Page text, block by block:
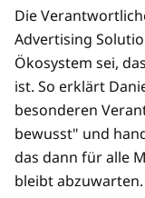
Die
Advertising
Ökosystem sei,
ist. So erklärt
besonderen
bewusst" und
das dann für alle
bleibt abzuwarten.